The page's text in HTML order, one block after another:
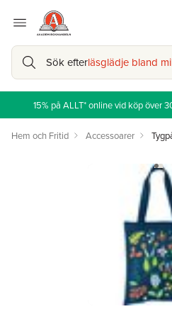
Sök efterläsglädje bland
15% på ALLT* online vid köp över
Hem och Fritid Accessoarer